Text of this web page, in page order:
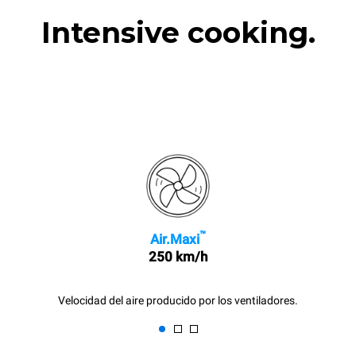
Intensive cooking.
Air.Maxi™
250 km/h
Velocidad del aire producido por los ventiladores.